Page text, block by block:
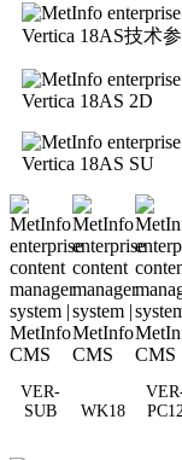
Vertica 18AS技术
Vertica 18AS 2D
Vertica 18AS SU
VER-
SUB
WK18
PC12